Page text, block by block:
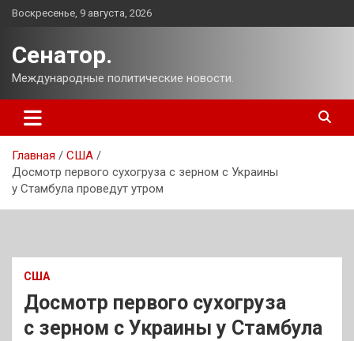
Перейти
Воскресенье, 9 августа, 2026
Сенатор.
Международные политические новости.
Главная
США
Досмотр первого сухогруза с зерном с Украины
у Стамбула проведут утром
США
Досмотр первого сухогруза
с зерном с Украины у Стамбула